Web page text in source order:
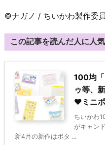
©ナガノ / ちいかわ製作委
この記事を読んだ人に人気
100均
ゥ等、
♥ミニ
ちいかわ
がキャン
新4月の新作はボタ ...